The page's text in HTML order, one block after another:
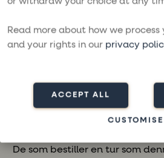
Read more about how we
and your rights in our privacy
ACCEPT ALL
CUSTOMISE
– Vi er veldig fornøyde med
fungertekjempebra sammen.
De som bestiller en tur som